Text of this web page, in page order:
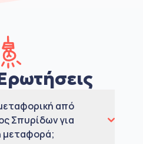
από
Σπυρίδων για
μεταφορά;